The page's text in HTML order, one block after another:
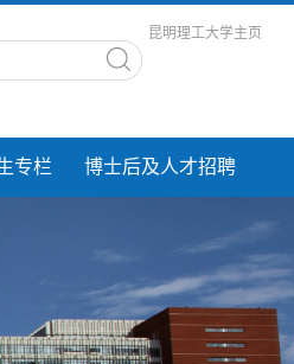
昆明理工大学主页
专栏 博士后及人才招聘